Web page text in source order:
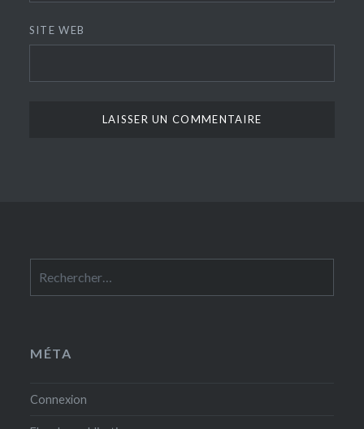
SITE WEB
MÉTA
Connexion